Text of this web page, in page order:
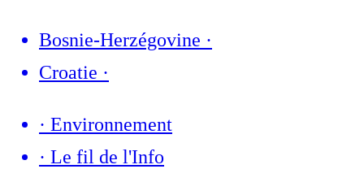
Bosnie-Herzégovine ·
Croatie ·
· Environnement
· Le fil de l'Info